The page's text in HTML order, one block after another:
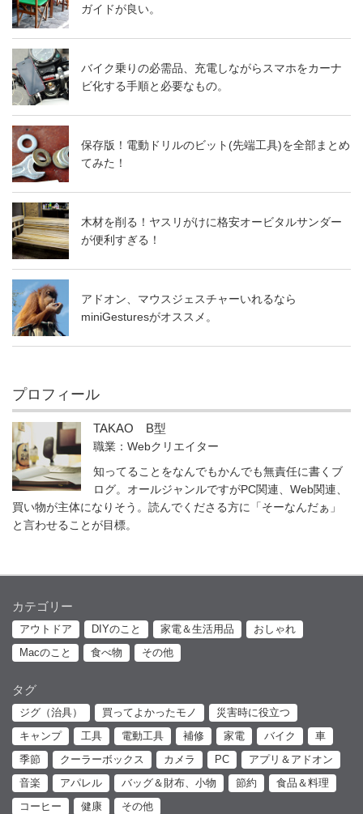
ガイドが良い。
バイク乗りの必需品、充電しながらスマホをカーナ
ビ化する手順と必要なもの。
保存版！電動ドリルのビット(先端工具)を全部まとめ
てみた！
木材を削る！ヤスリがけに格安オービタルサンダー
が便利すぎる！
アドオン、マウスジェスチャーいれるなら
miniGesturesがオススメ。
プロフィール
TAKAO B型
職業：Webクリエイター
知ってることをなんでもかんでも無責任に書くブ
ログ。オールジャンルですがPC関連、Web関連、
買い物が主体になりそう。読んでくださる方に「そーなんだぁ」
と言わせることが目標。
カテゴリー
アウトドア DIYのこと 家電＆生活用品
おしゃれ
Macのこと
食べ物 その他
タグ
ジグ（治具） 買ってよかったモノ
災害時に役立つ
キャンプ
工具 電動工具 補修 家電 バイク
車
季節
クーラーボックス カメラ PC
アプリ＆アドオン
音楽
アパレル バッグ＆財布、小物 節約
食品＆料理
コーヒー
健康 その他